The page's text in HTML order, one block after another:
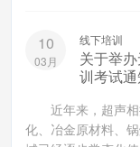
10
03月
线下培训
关于举
训考试通
近年来，超声相
化、冶金原材料、